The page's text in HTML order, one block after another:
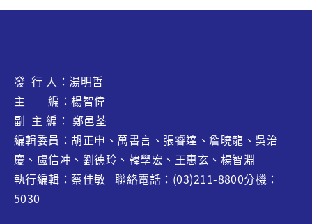
發 行 人：湯明哲
主 編：楊智偉
副 主 編： 鄭邑荃
編輯委員：胡正申、萬書言、張睿達、詹曉龍 、吳治
慶、盧信冲、劉德玲、韓學宏、王惠玄、 楊智淵
執行編輯：蔡佳敏 聯絡電話：(03)211-8800分機：
5030